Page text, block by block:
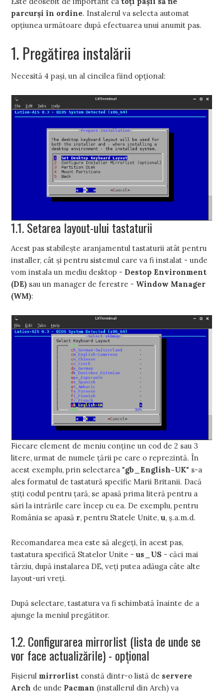
parcurşi în ordine. Instalerul va selecta automat
opţiunea următoare după efectuarea unui anumit pas.
1. Pregătirea instalării
Necesită 4 paşi, un al cincilea fiind opţional:
1.1. Setarea layout-ului tastaturii
Acest pas stabileşte aranjamentul tastaturii atât pentru
installer, cât şi pentru sistemul care va fi instalat - unde
vom instala un mediu desktop - Destop Environment
(DE) sau un manager de ferestre - Window Manager
(WM):
Fiecare element de meniu conţine un cod de 2 sau 3
litere, urmat de numele ţării pe care o reprezintă. În
acest exemplu, prin selectarea "gb_English-UK" s-a
ales formatul de tastatură specific Marii Britanii. Dacă
ştiţi codul pentru ţară, se apasă prima literă pentru a
sări la intrările care încep cu ea. De exemplu, pentru
România se apasă r, pentru Statele Unite,u, ş.a.m.d.
Recomandarea mea este să alegeţi, în acest pas,
tastatura specifică Statelor Unite -us_US - căci mai
târziu, după instalarea DE, veţi putea adăuga câte alte
layout-uri vreţi.
După selectare, tastatura va fi schimbată înainte de a
ajunge la meniul pregătitor.
1.2. Configurarea mirrorlist (lista de unde se
vor face actualizările) - opţional
Fişierul mirrorlist constă dintr-o listă de servere
Arch de unde Pacman (installerul din Arch) va